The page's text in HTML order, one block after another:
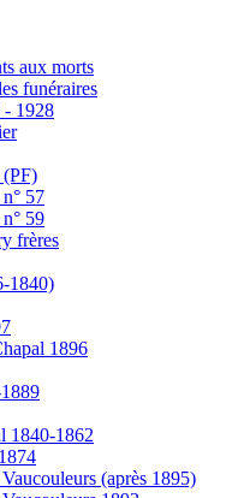
aux morts
funéraires
- 1928
(PF)
57
59
frères
1840)
1896
1840-1862
(après 1895)